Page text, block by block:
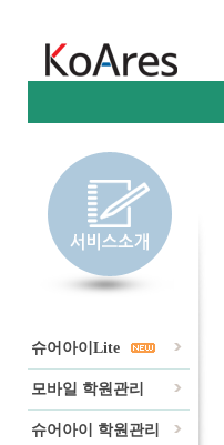
슈어아이Lite
모바일 학원관리
슈어아이 학원관리